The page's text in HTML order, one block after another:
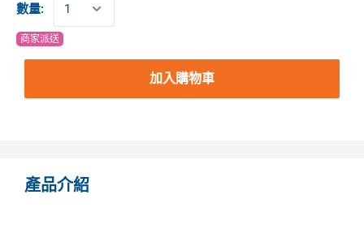
數量:
商家派送
加入購物車
產品介紹